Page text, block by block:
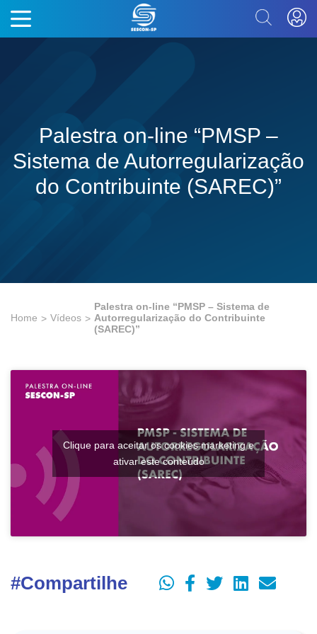
Palestra on-line “PMSP –
Sistema de Autorregularização
do Contribuinte (SAREC)”
Home Vídeos
Palestra on-line “PMSP – Sistema de
Autorregularização do Contribuinte
(SAREC)”
Clique para aceitar os cookies marketing e
ativar este conteúdo
#Compartilhe